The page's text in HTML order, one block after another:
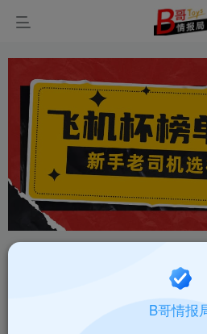
日本MODE巫女美子莹白飞
B哥情报